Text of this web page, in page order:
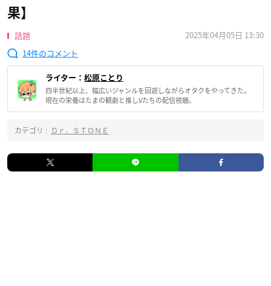
果】
話題
2025年04月05日 13:30
14
ライター： 松原ことり
四半世紀以上、幅広いジャンルを回遊しながらオタクをやってきた。
現在の栄養はたまの観劇と推しVたちの配信視聴。
カテゴリ : Ｄｒ．ＳＴＯＮＥ